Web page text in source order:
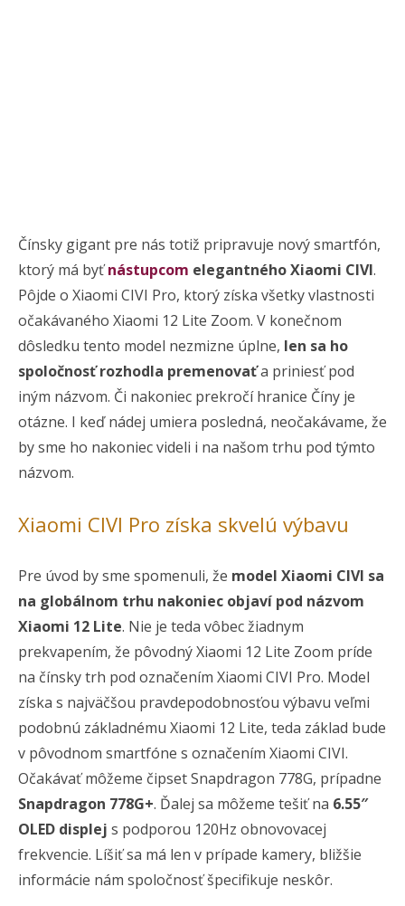
Čínsky gigant pre nás totiž pripravuje nový smartfón,
ktorý má byťnástupcom elegantného Xiaomi CIVI.
Pôjde o Xiaomi CIVI Pro, ktorý získa všetky vlastnosti
očakávaného Xiaomi 12 Lite Zoom. V konečnom
dôsledku tento model nezmizne úplne, len sa ho
spoločnosť rozhodla premenovaťa priniesť pod
iným názvom. Či nakoniec prekročí hranice Číny je
otázne. I keď nádej umiera posledná, neočakávame, že
by sme ho nakoniec videli i na našom trhu pod týmto
názvom.
Xiaomi CIVI Pro získa skvelú výbavu
Pre úvod by sme spomenuli, že model Xiaomi CIVI sa
na globálnom trhu nakoniec objaví pod názvom
Xiaomi 12 Lite. Nie je teda vôbec žiadnym
prekvapením, že pôvodný Xiaomi 12 Lite Zoom príde
na čínsky trh pod označením Xiaomi CIVI Pro. Model
získa s najväčšou pravdepodobnosťou výbavu veľmi
podobnú základnému Xiaomi 12 Lite, teda základ bude
v pôvodnom smartfóne s označením Xiaomi CIVI.
Očakávať môžeme čipset Snapdragon 778G, prípadne
Snapdragon 778G+. Ďalej sa môžeme tešiť na 6.55″
OLED displej s podporou 120Hz obnovovacej
frekvencie. Líšiť sa má len v prípade kamery, bližšie
informácie nám spoločnosť špecifikuje neskôr.